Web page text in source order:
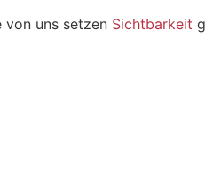
von uns setzen Sichtbarkeit